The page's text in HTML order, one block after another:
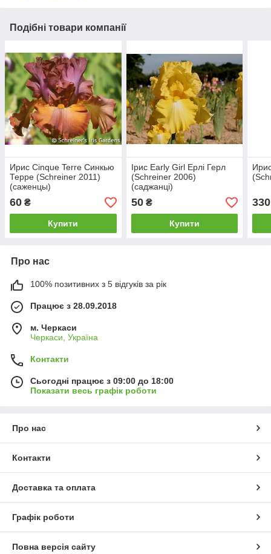
Подібні товари компанії
Ирис Cinque Terre Синкью
Терре (Schreiner 2011)
(саженцы)
60 ₴
Купити
Ірис Early Girl Ерлі Герл
(Schreiner 2006)
(саджанці)
50₴
Купити
330
Про нас
100% позитивних з 5 відгуків за рік
Працює з 28.09.2018
м. Черкаси
Черкаси, Україна
Контакти
Сьогодні працює з 09:00 до 18:00
Показати весь графік роботи
Про нас
Контакти
Доставка та оплата
Графік роботи
Повна версія сайту